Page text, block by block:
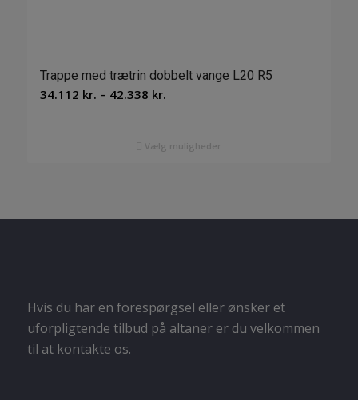
Trappe med trætrin dobbelt vange L20 R5
34.112 kr. – 42.338 kr.
42.338 kr.
Vælg muligheder
Hvis du har en forespørgsel eller ønsker et
uforpligtende tilbud på altaner er du velkommen
til at kontakte os.